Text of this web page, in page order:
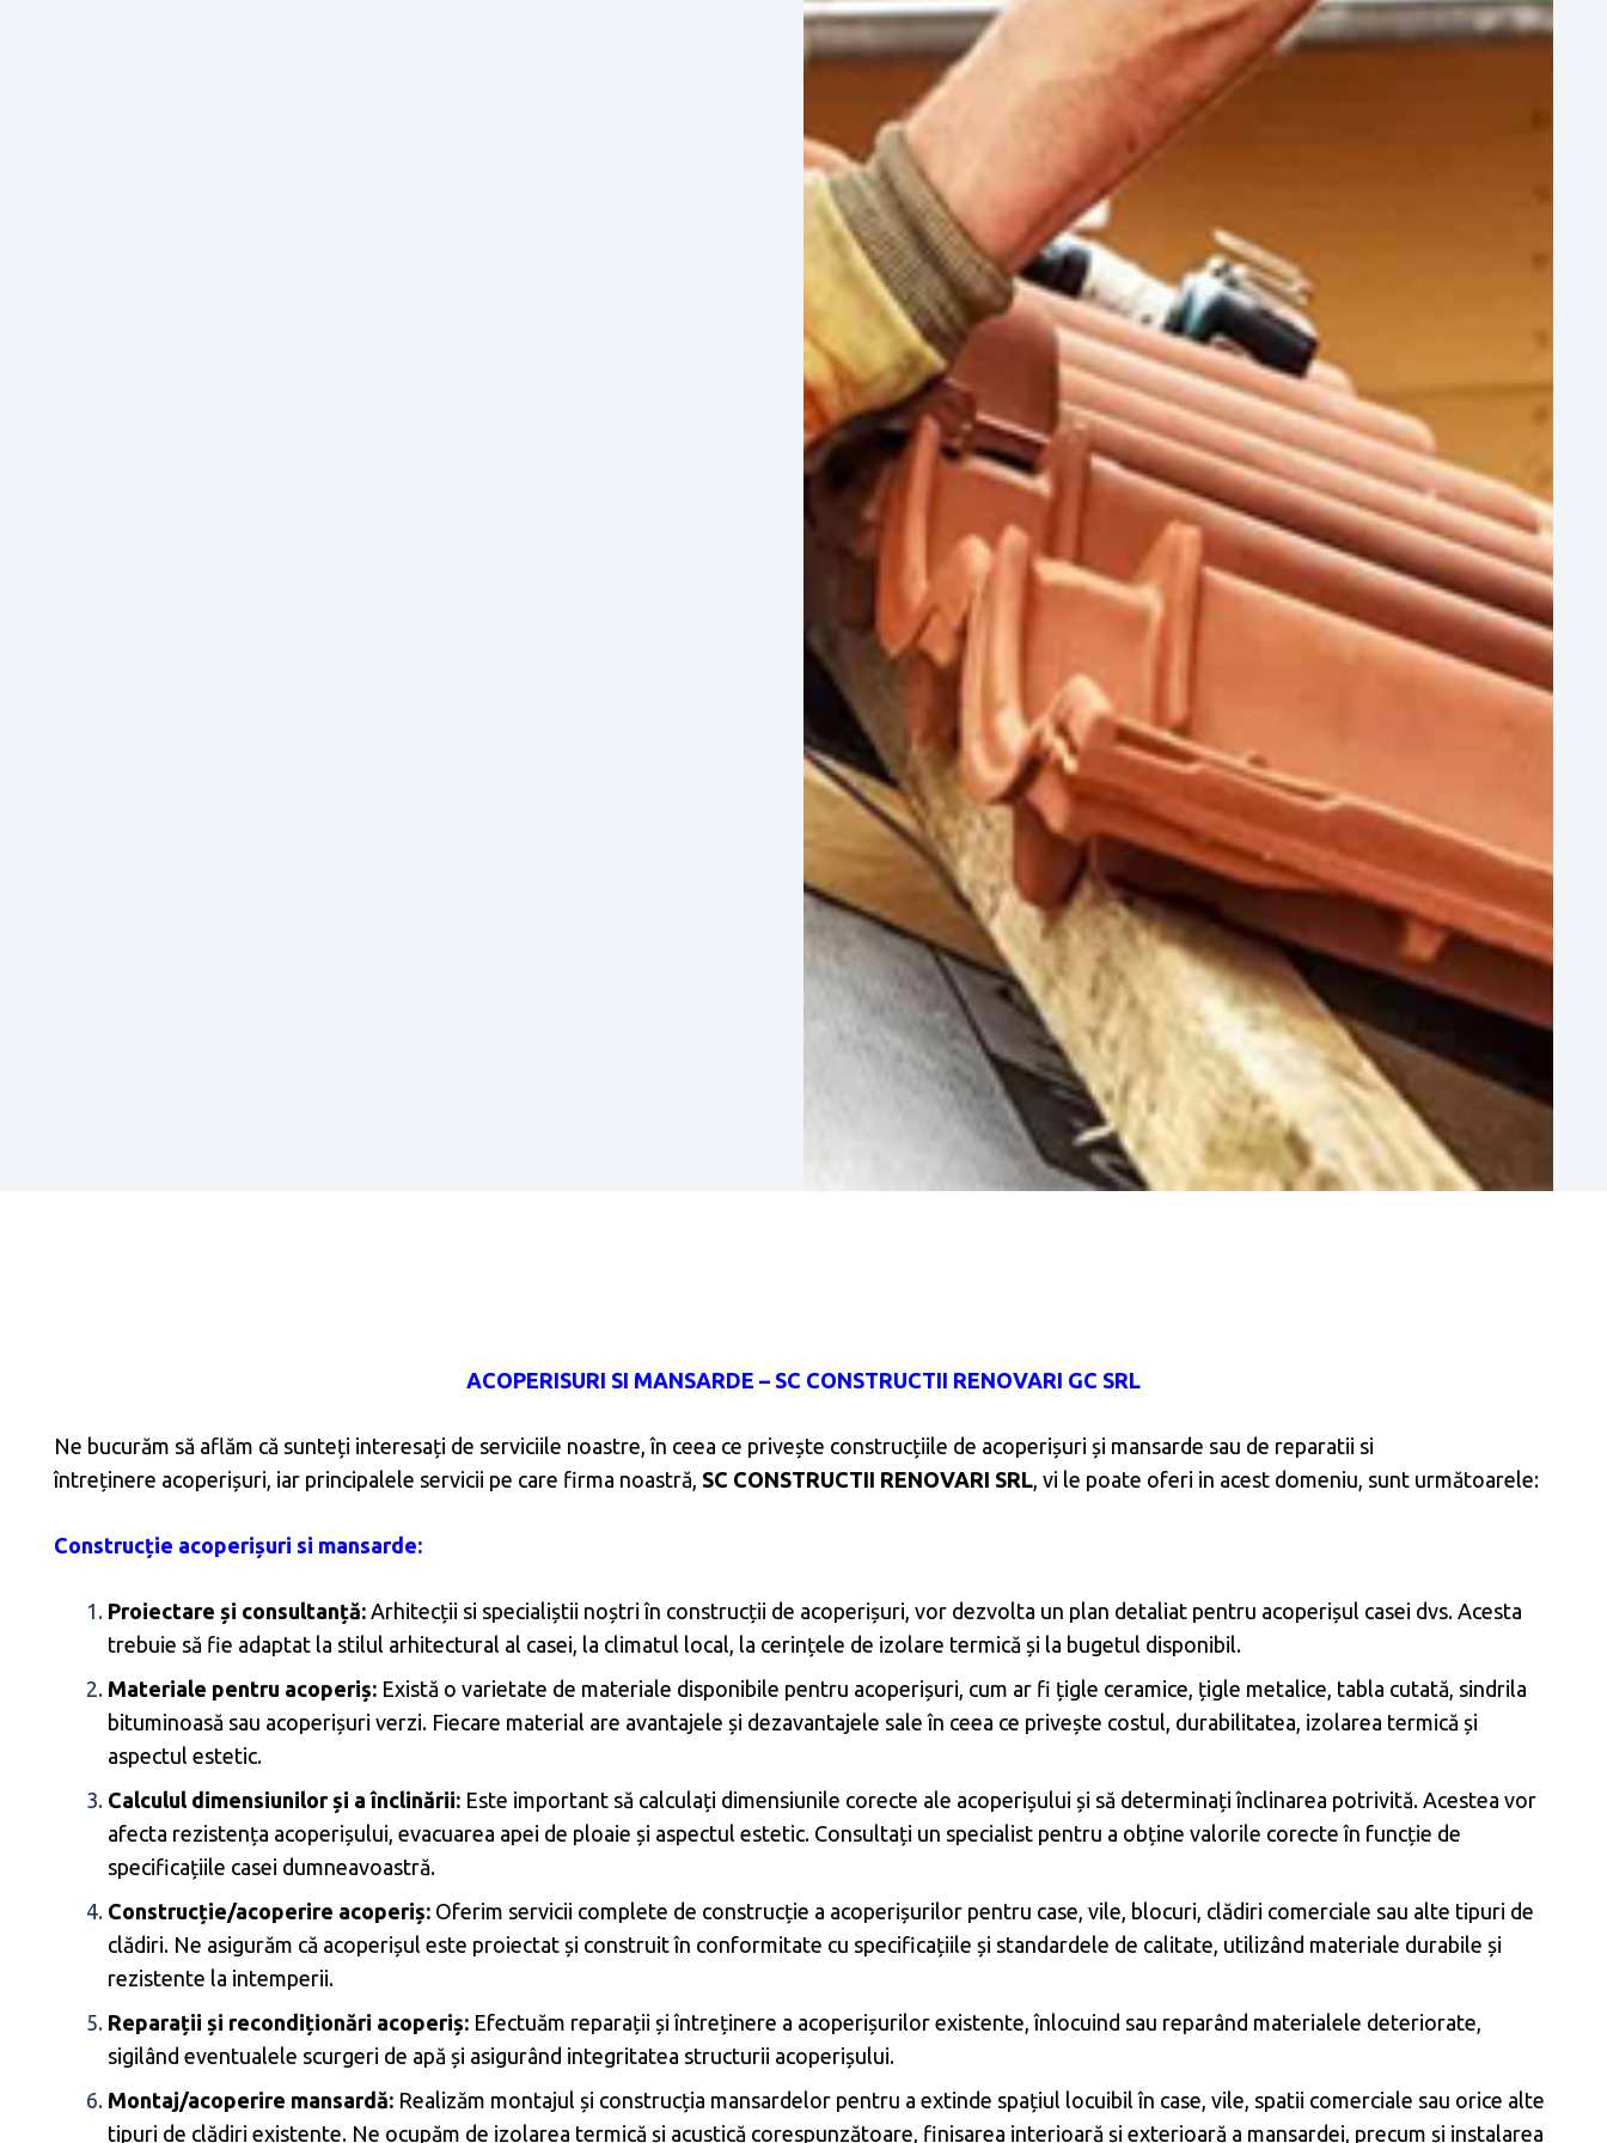
ACOPERISURI SI MANSARDE – SC CONSTRUCTII RENOVARI GC SRL
Ne bucurăm să aflăm că sunteți interesați de serviciile noastre, în ceea ce privește construcțiile de acoperișuri și mansarde sau de reparatii si
întreținere acoperișuri, iar principalele servicii pe care firma noastră, SC CONSTRUCTII RENOVARI SRL, vi le poate oferi in acest domeniu, sunt următoarele:
Construcție acoperișuri si mansarde:
Proiectare și consultanță: Arhitecții si specialiștii noștri în construcții de acoperișuri, vor dezvolta un plan detaliat pentru acoperișul casei dvs. Acesta
trebuie să fie adaptat la stilul arhitectural al casei, la climatul local, la cerințele de izolare termică și la bugetul disponibil.
Materiale pentru acoperiș: Există o varietate de materiale disponibile pentru acoperișuri, cum ar fi țigle ceramice, țigle metalice, tabla cutată, sindrila
bituminoasă sau acoperișuri verzi. Fiecare material are avantajele și dezavantajele sale în ceea ce privește costul, durabilitatea, izolarea termică și
aspectul estetic.
Calculul dimensiunilor și a înclinării: Este important să calculați dimensiunile corecte ale acoperișului și să determinați înclinarea potrivită. Acestea vor
afecta rezistența acoperișului, evacuarea apei de ploaie și aspectul estetic. Consultați un specialist pentru a obține valorile corecte în funcție de
specificațiile casei dumneavoastră.
Construcție/acoperire acoperiș: Oferim servicii complete de construcție a acoperișurilor pentru case, vile, blocuri, clădiri comerciale sau alte tipuri de
clădiri. Ne asigurăm că acoperișul este proiectat și construit în conformitate cu specificațiile și standardele de calitate, utilizând materiale durabile și
rezistente la intemperii.
Reparații și recondiționări acoperiș: Efectuăm reparații și întreținere a acoperișurilor existente, înlocuind sau reparând materialele deteriorate,
sigilând eventualele scurgeri de apă și asigurând integritatea structurii acoperișului.
Montaj/acoperire mansardă: Realizăm montajul și construcția mansardelor pentru a extinde spațiul locuibil în case, vile, spatii comerciale sau orice alte
tipuri de clădiri existente. Ne ocupăm de izolarea termică și acustică corespunzătoare, finisarea interioară și exterioară a mansardei, precum și instalarea